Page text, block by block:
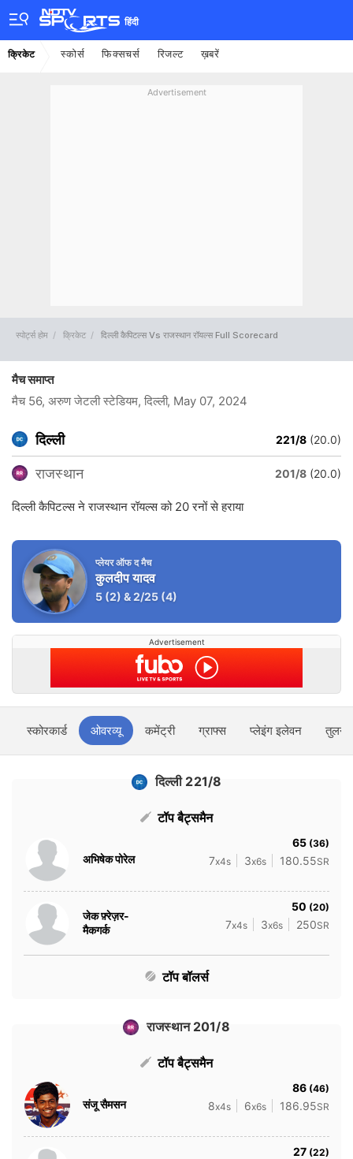
हिंदी
क्रिकेट स्कोर्स फिक्सचर्स रिजल्ट ख़बरें
Advertisement
स्पोर्ट्स होम क्रिकेट दिल्ली कैपिटल्स Vs राजस्थान रॉयल्स Full Scorecard
मैच समाप्त
मैच 56, अरुण जेटली स्टेडियम, दिल्ली, May 07, 2024
दिल्ली 221/8 (20.0)
राजस्थान 201/8 (20.0)
दिल्ली कैपिटल्स ने राजस्थान रॉयल्स को 20 रनों से हराया
प्लेयर ऑफ द मैच
कुलदीप यादव
5 (2) &2/25 (4)
Advertisement
स्कोरकार्ड ओवरव्यू कमेंट्री ग्राफ्स प्लेइंग इलेवन तुलना
दिल्ली 221/8
टॉप बैट्समैन
अभिषेक पोरेल
65 (36)
7x4s 3x6s 180.55SR
जेक फ़्रेज़र-
मैकगर्क
50 (20)
7x4s 3x6s 250SR
टॉप बॉलर्स
राजस्थान 201/8
टॉप बैट्समैन
संजू सैमसन
86 (46)
8x4s 6x6s 186.95SR
27 (22)